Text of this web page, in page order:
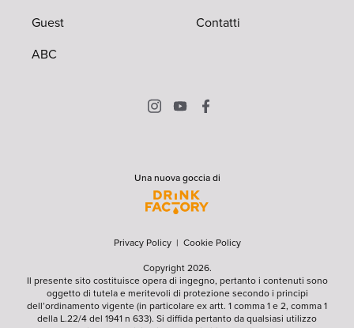
Guest
ABC
Contatti
Una nuova goccia di
Privacy Policy| Cookie Policy
Copyright 2026.
Il presente sito costituisce opera di ingegno, pertanto i contenuti sono
oggetto di tutela e meritevoli di protezione secondo i principi
dell’ordinamento vigente (in particolare ex artt. 1 comma 1 e 2, comma 1
della L.22/4 del 1941 n 633). Si diffida pertanto da qualsiasi utilizzo